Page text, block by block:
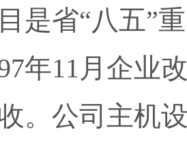
是省“八五”
年11月企业
。公司主机